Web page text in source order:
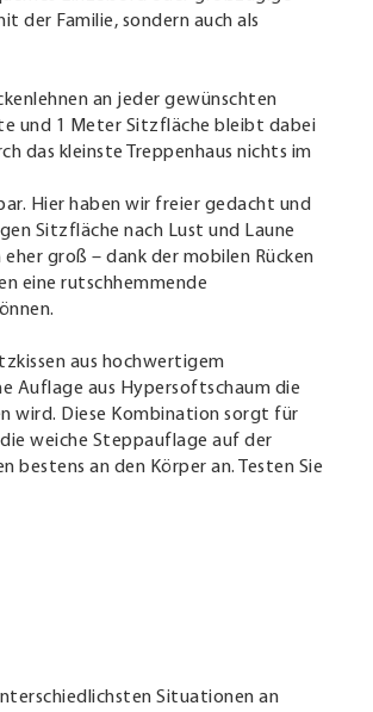
der Familie, sondern auch als
an jeder gewünschten
und 1 Meter Sitzfläche bleibt dabei
das kleinste Treppenhaus nichts im
Hier haben wir freier gedacht und
Sitzfläche nach Lust und Laune
groß – dank der mobilen Rücken
eine rutschhemmende
aus hochwertigem
Auflage aus Hypersoftschaum die
wird. Diese Kombination sorgt für
weiche Steppauflage auf der
bestens an den Körper an. Testen Sie
Situationen an